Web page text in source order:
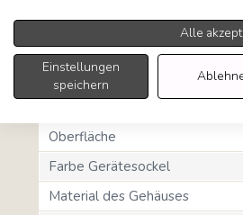
Ästhetik
Ästhetik
Oberfläche
Farbe Gerätesockel
Material des Gehäuses
Alle
Einstellungen
speichern